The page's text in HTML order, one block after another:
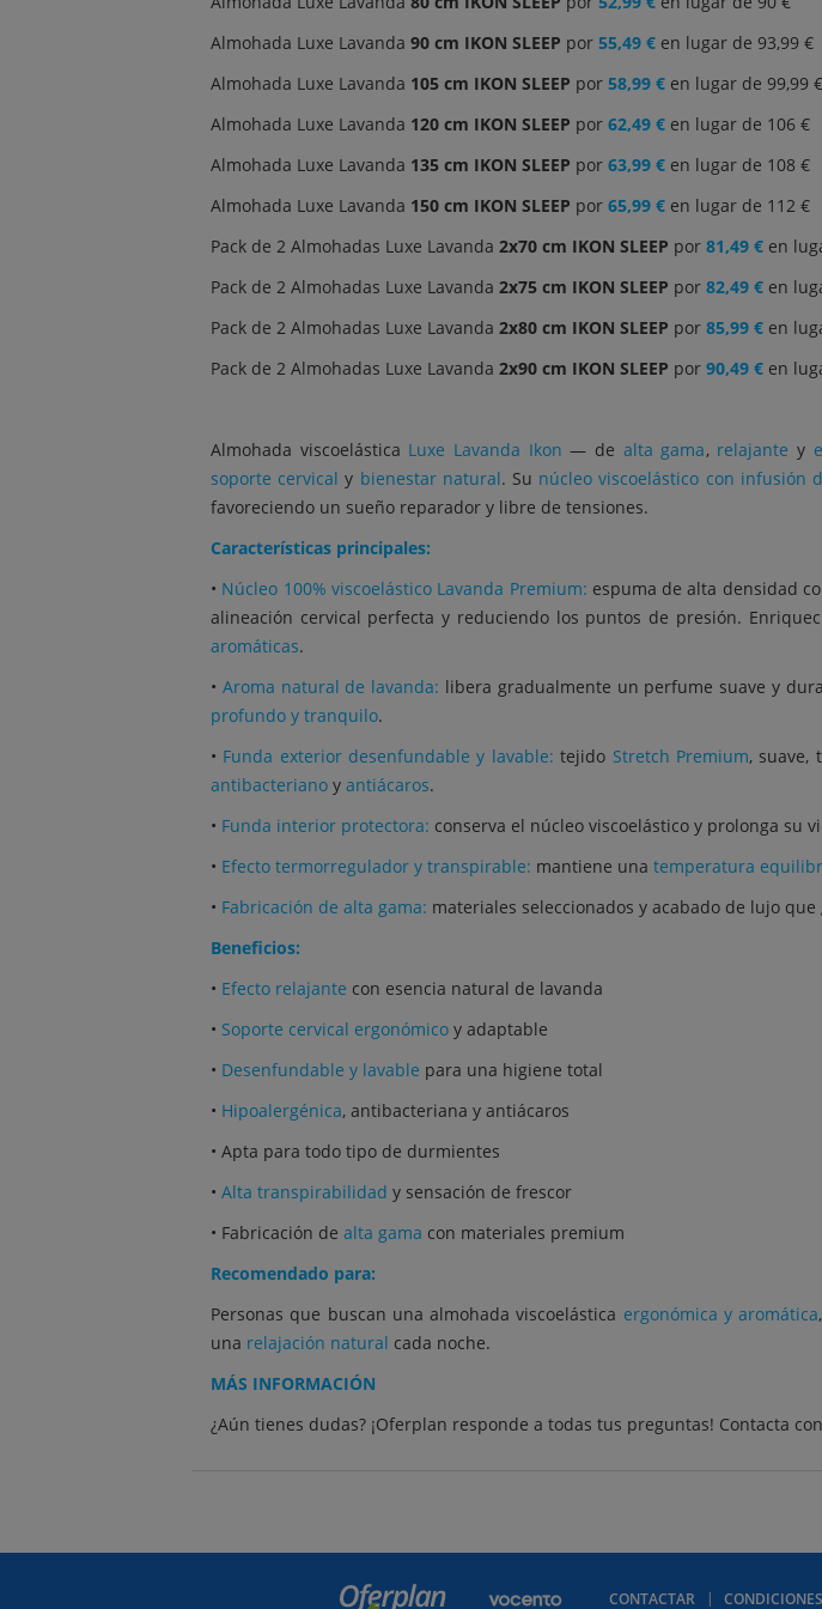
Almohada Luxe Lavanda 90 cm IKON SLEEP por 55,49 € en lugar de 93,99 €
Almohada Luxe Lavanda 105 cm IKON SLEEP por 58,99 € en lugar de 99,99 €
Almohada Luxe Lavanda 120 cm IKON SLEEP por 62,49 € en lugar de 106 €
Almohada Luxe Lavanda 135 cm IKON SLEEP por 63,99 € en lugar de 108 €
Almohada Luxe Lavanda 150 cm IKON SLEEP por 65,99 € en lugar de 112 €
Pack de 2 Almohadas Luxe Lavanda 2x70 cm IKON SLEEP por 81,49 € en
Pack de 2 Almohadas Luxe Lavanda 2x75 cm IKON SLEEP por 82,49 € en
Pack de 2 Almohadas Luxe Lavanda 2x80 cm IKON SLEEP por 85,99 € en
Pack de 2 Almohadas Luxe Lavanda 2x90 cm IKON SLEEP por 90,49 € en
Almohada viscoelástica Luxe Lavanda Ikon — de alta gama, relajante y
soporte cervical y bienestar natural. Su núcleo viscoelástico con infusión
favoreciendo un sueño reparador y libre de tensiones.
Características principales:
• Núcleo 100% viscoelástico Lavanda Premium: espuma de alta densidad
alineación cervical perfecta y reduciendo los puntos de presión.
aromáticas.
• Aroma natural de lavanda: libera gradualmente un perfume suave y
profundo y tranquilo.
• Funda exterior desenfundable y lavable: tejido Stretch Premium, suave,
antibacteriano y antiácaros.
• Funda interior protectora: conserva el núcleo viscoelástico y prolonga su
• Efecto termorregulador y transpirable: mantiene una temperatura
• Fabricación de alta gama: materiales seleccionados y acabado de lujo
Beneficios:
• Efecto relajante con esencia natural de lavanda
• Soporte cervical ergonómico y adaptable
• Desenfundable y lavable para una higiene total
• Hipoalergénica, antibacteriana y antiácaros
• Apta para todo tipo de durmientes
• Alta transpirabilidad y sensación de frescor
• Fabricación de alta gama con materiales premium
Recomendado para:
Personas que buscan una almohada viscoelástica ergonómica y aromática
una relajación natural cada noche.
MÁS INFORMACIÓN
¿Aún tienes dudas? ¡Oferplan responde a todas tus preguntas! Contacta
CONTACTAR